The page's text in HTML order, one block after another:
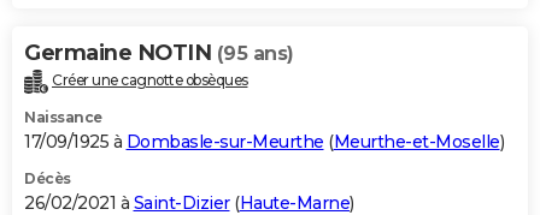
Germaine NOTIN (95 ans)
Créer une cagnotte obsèques
Naissance
17/09/1925 à Dombasle-sur-Meurthe (Meurthe-et-Moselle)
Décès
26/02/2021 à Saint-Dizier(Haute-Marne)